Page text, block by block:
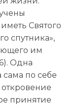
Святого
спутника»,
им
Одна
сама по себе
откровение
принятие